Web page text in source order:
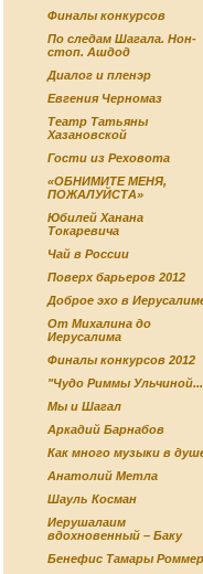
Финалы конкурсов
По следам Шагала. Нон-
стоп. Ашдод
Диалог и пленэр
Евгения Черномаз
Театр Татьяны
Хазановской
Гости из Реховота
«ОБНИМИТЕ МЕНЯ,
ПОЖАЛУЙСТА»
Юбилей Ханана
Токаревича
Чай в России
Поверх барьеров 2012
Доброе эхо в
От Михалина до
Иерусалима
Финалы конкурсов 2012
"Чудо Риммы
Мы и Шагал
Аркадий Барнабов
Как много музыки в
Анатолий Метла
Шауль Косман
Иерушалаим
вдохновенный – Баку
Бенефис Тамары Роммер